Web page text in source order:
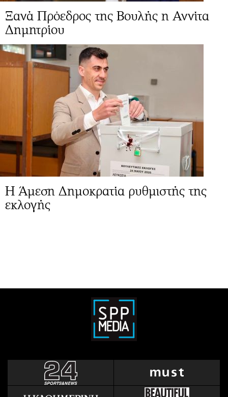
Ξανά Πρόεδρος της Βουλής η Αννίτα
Δημητρίου
Η Άμεση Δημοκρατία ρυθμιστής της
εκλογής